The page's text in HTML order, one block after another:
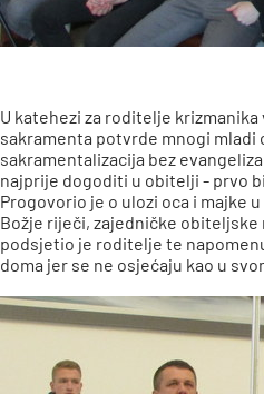
U katehezi za roditelje
sakramenta potvrde mnogi mladi
sakramentalizacija bez
najprije dogoditi u obitelji - prvo
Progovorio je o ulozi oca i majke
Božje riječi, zajedničke obiteljske
podsjetio je roditelje te
doma jer se ne osjećaju kao u